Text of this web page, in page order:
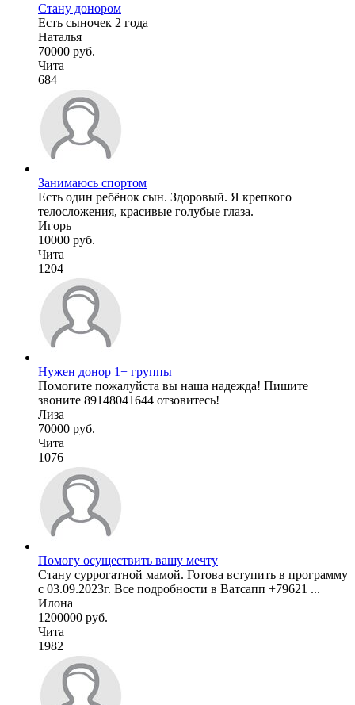
Стану донором
Есть сыночек 2 года
Наталья
70000 руб.
Чита
684
Занимаюсь спортом
Есть один ребёнок сын. Здоровый. Я крепкого
телосложения, красивые голубые глаза.
Игорь
10000 руб.
Чита
1204
Нужен донор 1+ группы
Помогите пожалуйста вы наша надежда! Пишите
звоните 89148041644 отзовитесь!
Лиза
70000 руб.
Чита
1076
Помогу осуществить вашу мечту
Стану суррогатной мамой. Готова вступить в программу
с 03.09.2023г. Все подробности в Ватсапп +79621 ...
Илона
1200000 руб.
Чита
1982